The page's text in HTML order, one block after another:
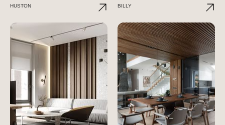
HUSTON BILLY